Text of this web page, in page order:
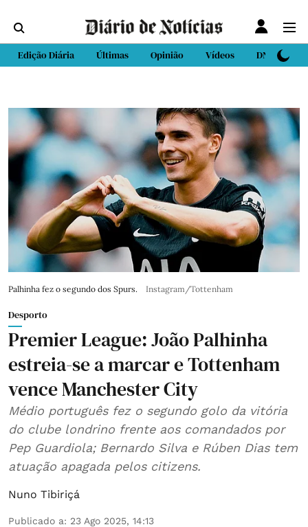
Edição Diária Últimas Opinião Vídeos DN Sport
Palhinha fez o segundo dos Spurs. Instagram/Tottenham
Desporto
Premier League: João Palhinha
estreia-se a marcar e Tottenham
vence Manchester City
Médio português fez o segundo golo da vitória
do clube londrino frente aos comandados por
Pep Guardiola; Bernardo Silva e Rúben Dias tem
atuação apagada pelos citizens.
Nuno Tibiriçá
Publicado a: 23 Ago 2025, 14:13